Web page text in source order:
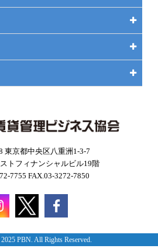
東京都中央区八重洲1-3-7
トフィナンシャルビル19階
7755 FAX.03-3272-7850
PBN. All Rights Reserved.